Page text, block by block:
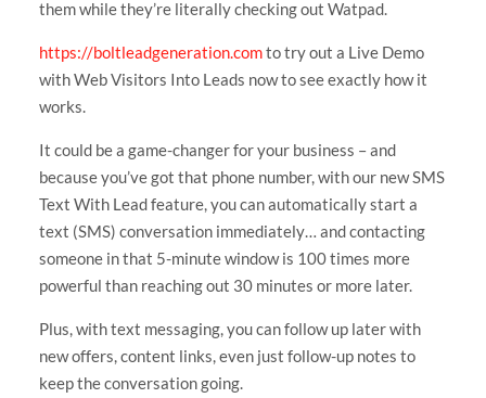
them while they’re literally checking out Watpad.
https://boltleadgeneration.comto try out a Live Demo
with Web Visitors Into Leads now to see exactly how it
works.
It could be a game-changer for your business – and
because you’ve got that phone number, with our new SMS
Text With Lead feature, you can automatically start a
text (SMS) conversation immediately… and contacting
someone in that 5-minute window is 100 times more
powerful than reaching out 30 minutes or more later.
Plus, with text messaging, you can follow up later with
new offers, content links, even just follow-up notes to
keep the conversation going.